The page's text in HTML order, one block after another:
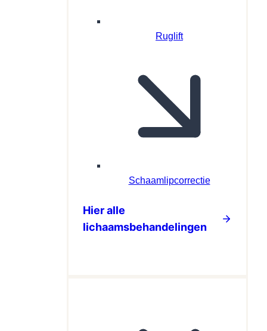
Ruglift
Schaamlipcorrectie
Hier alle
lichaamsbehandelingen